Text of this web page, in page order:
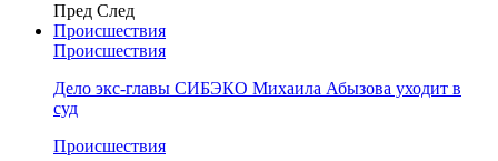
Пред След
Происшествия
Происшествия
Дело экс-главы СИБЭКО Михаила Абызова уходит в
суд
Происшествия